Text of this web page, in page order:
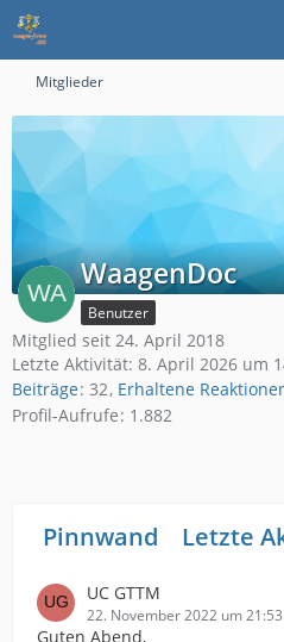
Mitglieder
WaagenDoc
Benutzer
Mitglied seit 24. April 2018
Letzte Aktivität: 8. April 2026 um
Beiträge 32 Erhaltene
Profil-Aufrufe 1.882
Pinnwand Letzte
UC GTTM
22. November 2022 um 21:53
Guten Abend,